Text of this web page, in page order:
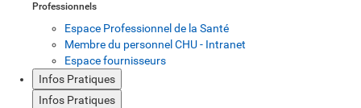
Professionnels
Espace Professionnel de la Santé
Membre du personnel CHU - Intranet
Espace fournisseurs
Infos Pratiques
Infos Pratiques